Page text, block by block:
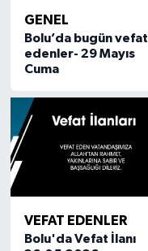
GENEL
Bolu’da bugün vefat
edenler- 29 Mayıs
Cuma
VEFAT EDENLER
Bolu'da Vefat İlanı